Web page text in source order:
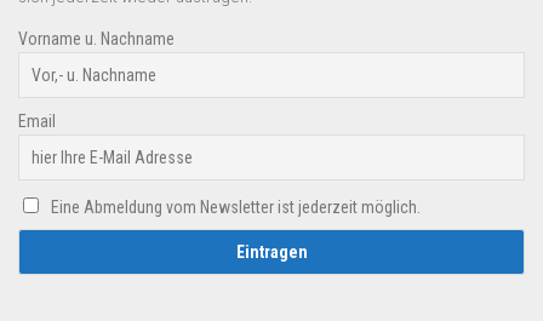
Vorname u. Nachname
Email
Eine Abmeldung vom Newsletter ist jederzeit möglich.